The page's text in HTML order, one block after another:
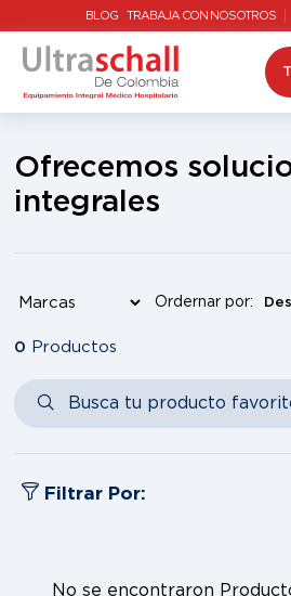
BLOG TRABAJA CON NOSOTROS
Ofrecemos
integrales
Ordernar por:
0 Productos
Filtrar Por:
No se encontraron